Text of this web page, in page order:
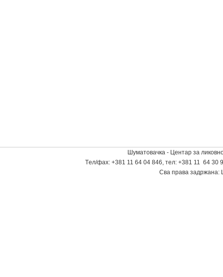
Шуматовачка - Центар за
Tел/фаx: +381 11 64 04 846, тел: +381 11 64 30
Сва права задржана: